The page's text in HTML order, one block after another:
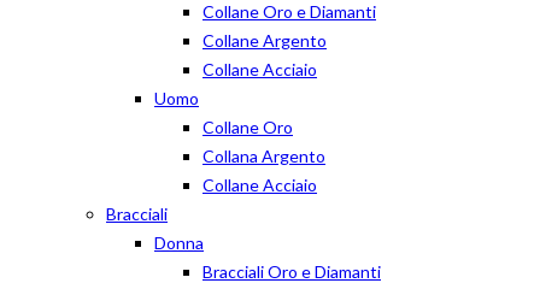
Collane Oro e Diamanti
Collane Argento
Collane Acciaio
Uomo
Collane Oro
Collana Argento
Collane Acciaio
Bracciali
Donna
Bracciali Oro e Diamanti